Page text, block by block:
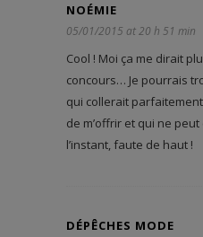
NOÉMIE
05/01/2015 at 20 h 51 min
Cool ! Moi ça me dirait
concours… Je pourrais
qui collerait
de m’offrir et qui ne
l’instant, faute de haut !
DÉPÊCHES MODE